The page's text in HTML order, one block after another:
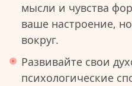
мысли и чувства
ваше настроение,
вокруг.
Развивайте свои
психологические